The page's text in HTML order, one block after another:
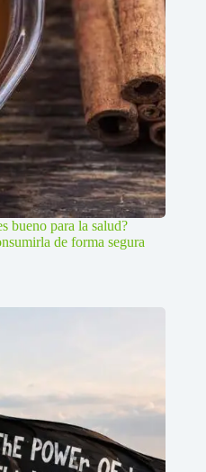
bueno para la salud?
de forma segura